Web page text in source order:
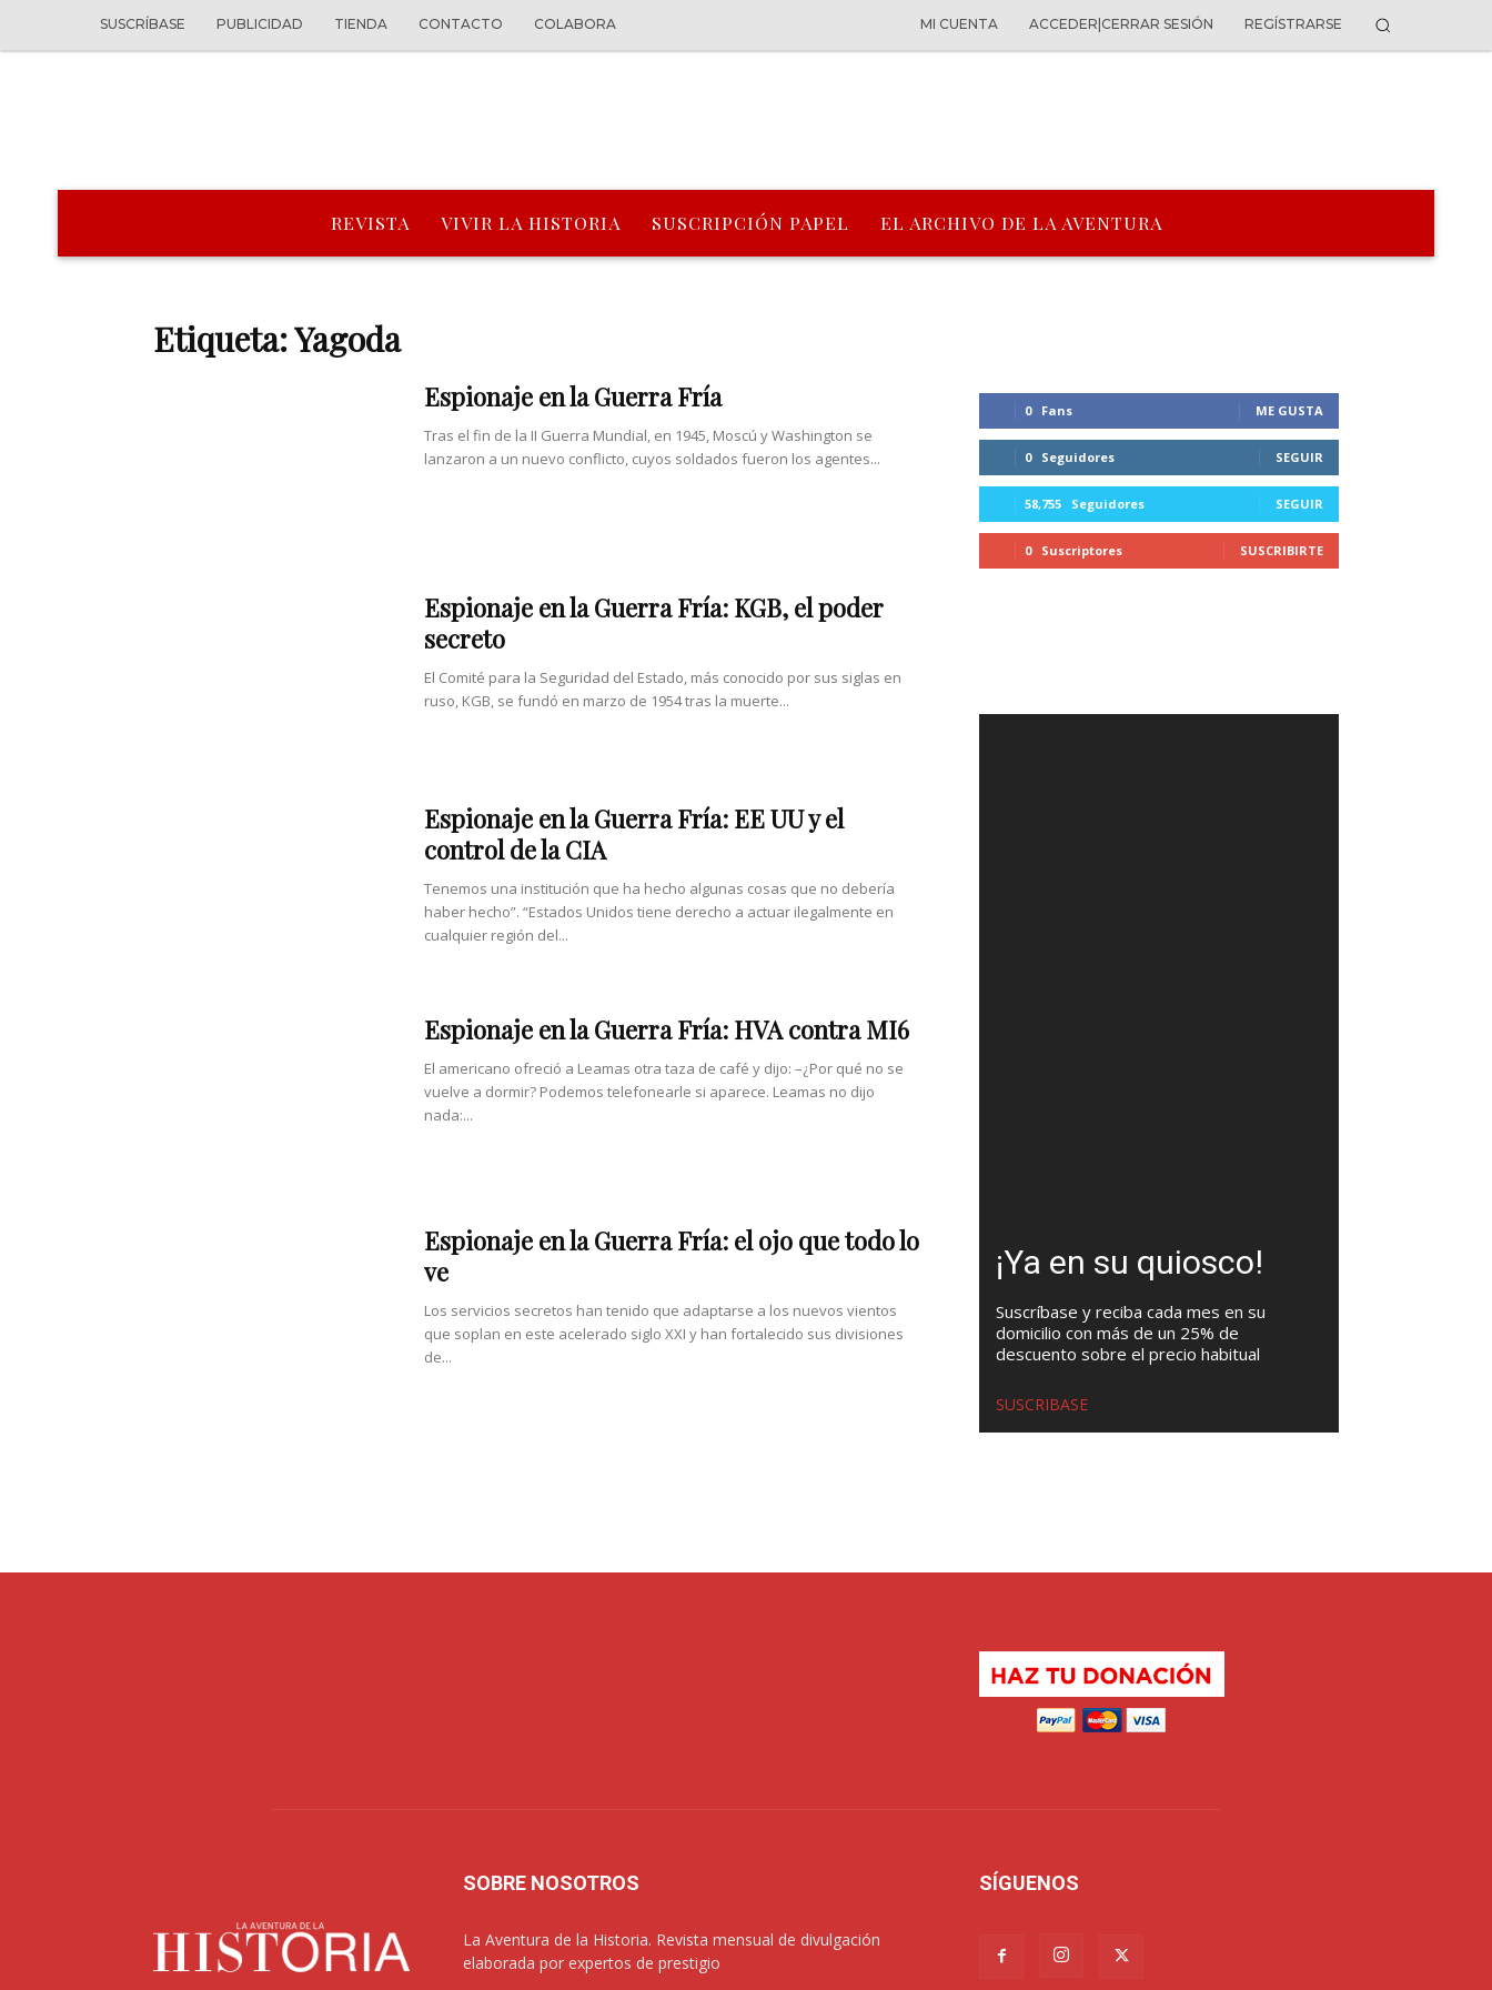
SUSCRÍBASE PUBLICIDAD TIENDA CONTACTO COLABORA MI CUENTA ACCEDER|CERRAR SESIÓN REGÍSTRARSE
REVISTA VIVIR LA HISTORIA SUSCRIPCIÓN PAPEL EL ARCHIVO DE LA AVENTURA
Etiqueta: Yagoda
Espionaje en la Guerra Fría
Tras el fin de la II Guerra Mundial, en 1945, Moscú y Washington se
lanzaron a un nuevo conflicto, cuyos soldados fueron los agentes...
Espionaje en la Guerra Fría: KGB, el poder
secreto
El Comité para la Seguridad del Estado, más conocido por sus siglas en
ruso, KGB, se fundó en marzo de 1954 tras la muerte...
Espionaje en la Guerra Fría: EE UU y el
control de la CIA
Tenemos una institución que ha hecho algunas cosas que no debería
haber hecho”. “Estados Unidos tiene derecho a actuar ilegalmente en
cualquier región del...
Espionaje en la Guerra Fría: HVA contra MI6
El americano ofreció a Leamas otra taza de café y dijo: –¿Por qué no se
vuelve a dormir? Podemos telefonearle si aparece. Leamas no dijo
nada:...
Espionaje en la Guerra Fría: el ojo que todo lo
ve
Los servicios secretos han tenido que adaptarse a los nuevos vientos
que soplan en este acelerado siglo XXI y han fortalecido sus divisiones
de...
0 Fans ME GUSTA
0 Seguidores SEGUIR
58,755 Seguidores SEGUIR
0 Suscriptores SUSCRIBIRTE
¡Ya en su quiosco!
Suscríbase y reciba cada mes en su
domicilio con más de un 25% de
descuento sobre el precio habitual
SUSCRIBASE
SOBRE NOSOTROS
La Aventura de la Historia. Revista mensual de divulgación
elaborada por expertos de prestigio
SÍGUENOS